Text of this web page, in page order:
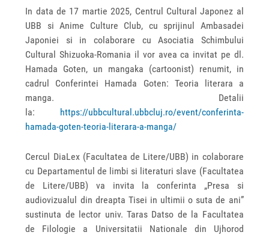
In data de 17 martie 2025, Centrul Cultural Japonez al
UBB si Anime Culture Club, cu sprijinul Ambasadei
Japoniei si in colaborare cu Asociatia Schimbului
Cultural Shizuoka-Romania il vor avea ca invitat pe dl.
Hamada Goten, un mangaka (cartoonist) renumit, in
cadrul Conferintei Hamada Goten: Teoria literara a
manga. Detalii
la:
https://ubbcultural.ubbcluj.ro/event/conferinta-
hamada-goten-teoria-literara-a-manga/
Cercul DiaLex (Facultatea de Litere/UBB) in colaborare
cu Departamentul de limbi si literaturi slave (Facultatea
de Litere/UBB) va invita la conferinta „Presa si
audiovizualul din dreapta Tisei in ultimii o suta de ani”
sustinuta de lector univ. Taras Datso de la Facultatea
de Filologie a Universitatii Nationale din Ujhorod